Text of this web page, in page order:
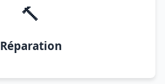
🔨
Réparation